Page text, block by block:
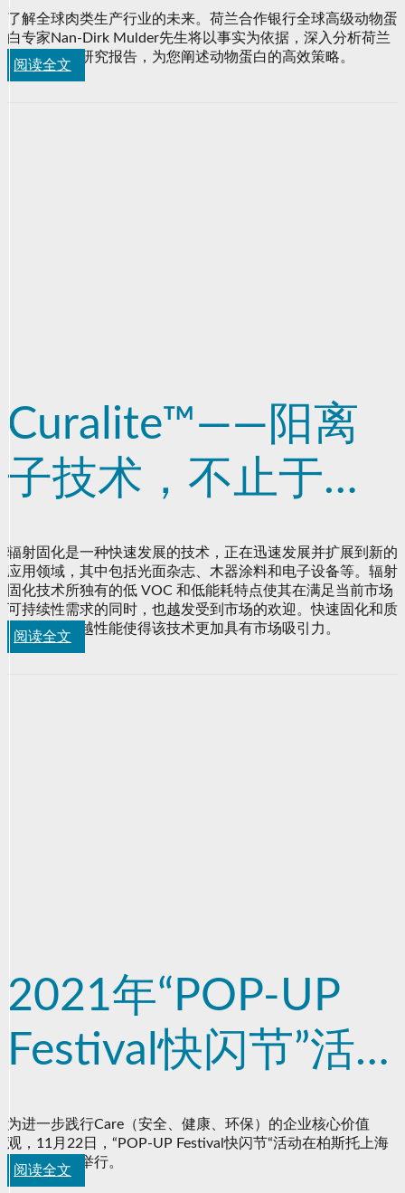
了解全球肉类生产行业的未来。荷兰合作银行全球高级动物蛋
白专家Nan-Dirk Mulder先生将以事实为依据，深入分析荷兰
合作银行的研究报告，为您阐述动物蛋白的高效策略。
阅读全文
Curalite™——阳离
子技术，不止于眼
下
辐射固化是一种快速发展的技术，正在迅速发展并扩展到新的
应用领域，其中包括光面杂志、木器涂料和电子设备等。辐射
固化技术所独有的低 VOC 和低能耗特点使其在满足当前市场
可持续性需求的同时，也越发受到市场的欢迎。快速固化和质
量方面的卓越性能使得该技术更加具有市场吸引力。
阅读全文
2021年“POP-UP
Festival快闪节”活
动在柏斯托上海办
公室成功举办
为进一步践行Care（安全、健康、环保）的企业核心价值
观，11月22日，“POP-UP Festival快闪节“活动在柏斯托上海
办公室成功举行。
阅读全文